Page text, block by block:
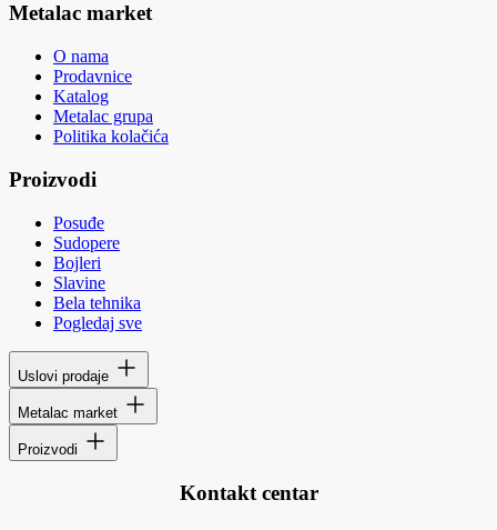
Metalac market
O nama
Prodavnice
Katalog
Metalac grupa
Politika kolačića
Proizvodi
Posuđe
Sudopere
Bojleri
Slavine
Bela tehnika
Pogledaj sve
Uslovi prodaje
Metalac market
Proizvodi
Kontakt centar